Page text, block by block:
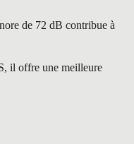
de 72 dB contribue à
il offre une meilleure